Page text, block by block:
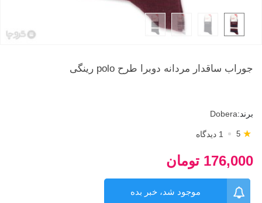
جوراب ساقدار مردانه دوبرا طرح polo رینگی
برند:Dobera
5 ★ 1 دیدگاه
176,000 تومان
موجود شد، خبر بده